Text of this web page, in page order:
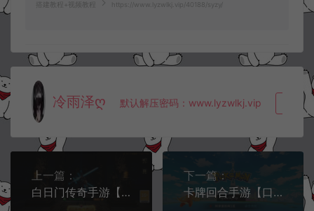
搭建教程+视频教程 https://www.lyzwlkj.vip/40188/syzy/
冷雨泽ღ 默认解压密码：www.lyzwlkj.vip 复
上一篇：
白日门传奇手游【刀光剑影多区跨服修复版】11月最新整理Win一键服务端+管理后台+GM授权后台+安卓+详细搭建教程+视频教程
下一篇：
卡牌回合手游【口袋妖怪之萌妖出没】11月最新整理Win一键服务端+CDK授权后台+安卓+详细搭建教程+视频教程